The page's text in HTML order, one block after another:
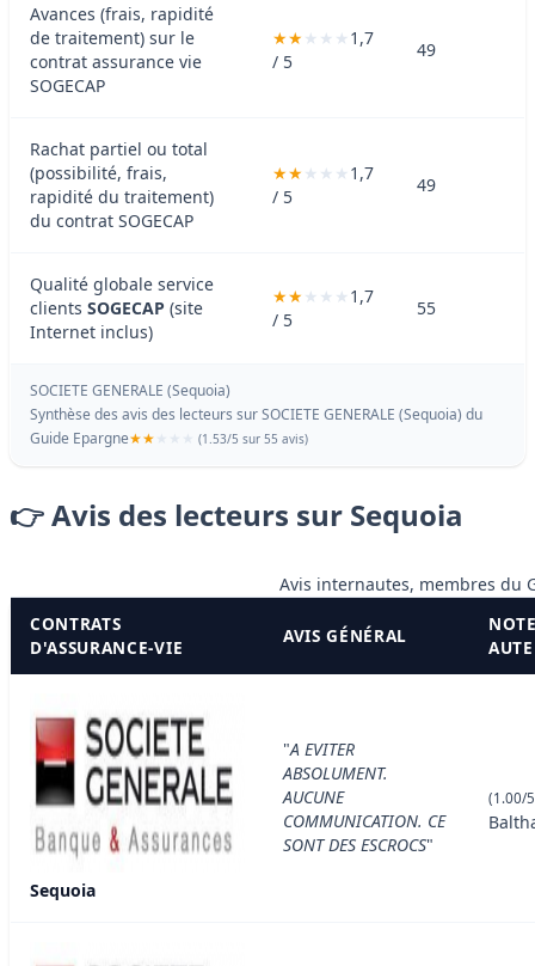
Avances (frais, rapidité
de traitement) sur le
contrat assurance vie
SOGECAP
1,7
/ 5
49
Rachat partiel ou total
(possibilité, frais,
rapidité du traitement)
du contrat SOGECAP
1,7
/ 5
49
Qualité globale service
clients SOGECAP (site
Internet inclus)
1,7
/ 5
55
SOCIETE GENERALE (Sequoia)
Synthèse des avis des lecteurs sur SOCIETE GENERALE (Sequoia) du
Guide Epargne
(1.53/5 sur 55 avis)
👉 Avis des lecteurs sur Sequoia
Avis internautes, membres du
CONTRATS
D'ASSURANCE-VIE
AVIS GÉNÉRAL
Sequoia
"A EVITER
ABSOLUMENT.
AUCUNE
COMMUNICATION. CE
SONT DES ESCROCS"
(1.00/